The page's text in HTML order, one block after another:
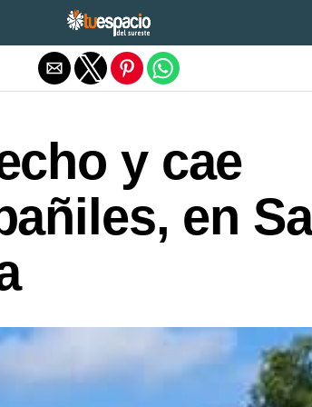
y cae
en
Salir de la versión móvil